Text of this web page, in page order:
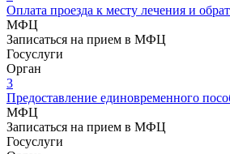
Оплата проезда к месту лечения и
МФЦ
Записаться на прием в МФЦ
Госуслуги
Орган
3
Предоставление единовременного
МФЦ
Записаться на прием в МФЦ
Госуслуги